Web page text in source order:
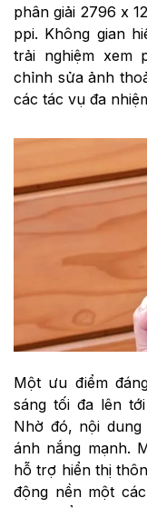
phân giải 2796 x
ppi. Không gian
trải nghiệm xem
chỉnh sửa ảnh
các tác vụ đa
Một ưu điểm
sáng tối đa lên
Nhờ đó, nội
ánh nắng mạnh.
hỗ trợ hiển thị
động nền một